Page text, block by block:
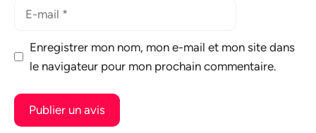
Enregistrer mon nom, mon e-mail et mon site dans
le navigateur pour mon prochain commentaire.